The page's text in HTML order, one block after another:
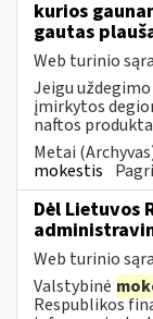
kurios
gautas
Web turinio
Jeigu
įmirkytos
naftos
Metai
mokestis
Dėl Lietuvos
Web turinio
Valstybinė
Respublikos